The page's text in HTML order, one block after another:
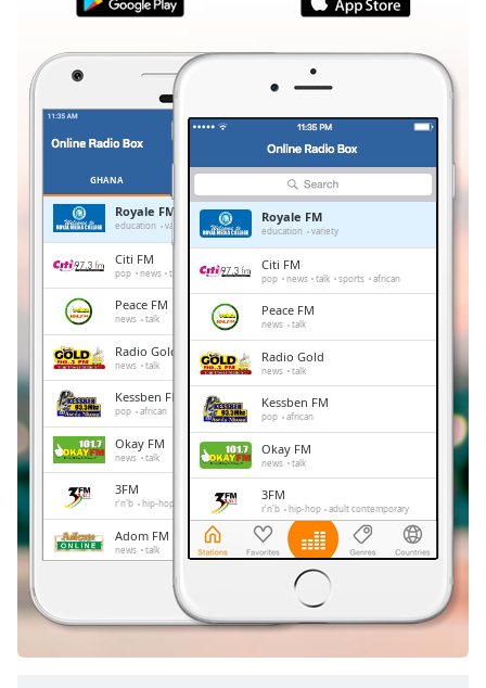
Duration-:-
0.00%
Stream
TypeLIVE
Seek to
LIVE
Remaining
Time-
Playback
Chapters
Chapters
Descriptions
descriptions
off,
Subtitles
subtitles
GHANA
Royale FM
education variety
Citi FM
pop news talk sports african
Peace FM
news talk
Radio Gold
news talk
Kessben FM
pop african
Okay FM
news talk
3FM
r'n'b hip-hop adult contemporary
Adom FM
news talk
Ghana Music Radio
reggae
Royale FM
education variety
Citi FM
pop news talk sports african
Peace FM
news talk
Radio Gold
news talk
Kessben FM
pop african
Okay FM
news talk
3FM
r'n'b hip-hop adult contemporary
Adom FM
news talk
Ghana Music Radio
classic reggae